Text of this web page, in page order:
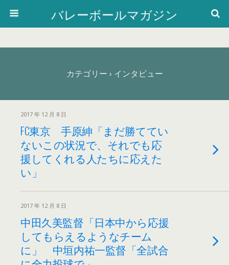
バレーボールマガジン
カテゴリー › インタビュー
2017 年 12 月 8 日
FC東京 手原紳「まだ勝ててい
ないこの状況で、それでも応
援してくれる人たちに応えた
い」
2017 年 12 月 8 日
中田久美監督「日本中から応援
してもらえるようなチーム
に」 中垣内祐一監督「全試合